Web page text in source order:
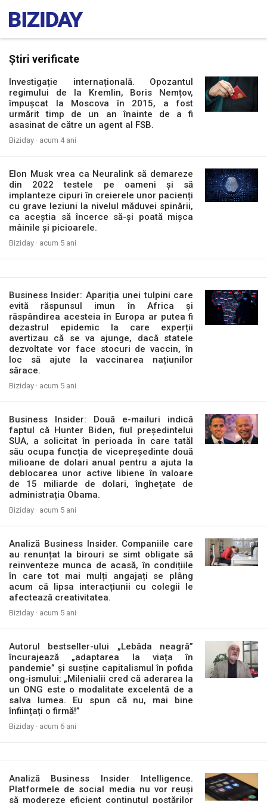
Știri verificate
Investigație internațională. Opozantul
regimului de la Kremlin, Boris Nemțov,
împușcat la Moscova în 2015, a fost
urmărit timp de un an înainte de a fi
asasinat de către un agent al FSB.
Biziday · acum 4 ani
Elon Musk vrea ca Neuralink să demareze
din 2022 testele pe oameni și să
implanteze cipuri în creierele unor pacienți
cu grave leziuni la nivelul măduvei spinării,
ca aceștia să încerce să-și poată mișca
mâinile și picioarele.
Biziday · acum 5 ani
Business Insider: Apariția unei tulpini care
evită răspunsul imun în Africa și
răspândirea acesteia în Europa ar putea fi
dezastrul epidemic la care experții
avertizau că se va ajunge, dacă statele
dezvoltate vor face stocuri de vaccin, în
loc să ajute la vaccinarea națiunilor
sărace.
Biziday · acum 5 ani
Business Insider: Două e-mailuri indică
faptul că Hunter Biden, fiul președintelui
SUA, a solicitat în perioada în care tatăl
său ocupa funcția de vicepreședinte două
milioane de dolari anual pentru a ajuta la
deblocarea unor active libiene în valoare
de 15 miliarde de dolari, înghețate de
administrația Obama.
Biziday · acum 5 ani
Analiză Business Insider. Companiile care
au renunțat la birouri se simt obligate să
reinventeze munca de acasă, în condițiile
în care tot mai mulți angajați se plâng
acum că lipsa interacțiunii cu colegii le
afectează creativitatea.
Biziday · acum 5 ani
Autorul bestseller-ului „Lebăda neagră”
încurajează „adaptarea la viața în
pandemie” și susține capitalismul în pofida
ong-ismului: „Milenialii cred că aderarea la
un ONG este o modalitate excelentă de a
salva lumea. Eu spun că nu, mai bine
înființați o firmă!”
Biziday · acum 6 ani
Analiză Business Insider Intelligence.
Platformele de social media nu vor reuși
să modereze eficient conținutul postărilor